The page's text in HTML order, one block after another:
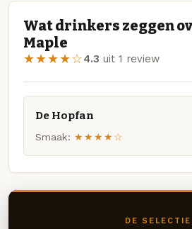
Wat drinkers zeggen
Maple
★★★★☆4.3 uit 1 review
De Hopfan
Smaak: ★★★★☆
DE SELECTIE